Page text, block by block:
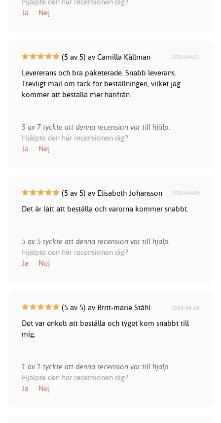
Hjälpte den här recensionen dig?
Ja
Nej
(5 av 5) av Camilla Källman 2026-04-11
Levererans och bra paketerade. Snabb leverans.
Trevligt mail om tack för beställningen, vilket jag
kommer att beställa mer härifrån.
5 av 7 tyckte att denna recension var till hjälp.
Hjälpte den här recensionen dig?
Ja
Nej
(5 av 5) av Elisabeth Johansson 2026-04-04
Det är lätt att beställa och varorna kommer snabbt.
5 av 5 tyckte att denna recension var till hjälp.
Hjälpte den här recensionen dig?
Ja
Nej
(5 av 5) av Britt-marie Ståhl 2026-04-18
Det var enkelt att beställa och tyget kom snabbt till
mig.
1 av 1 tyckte att denna recension var till hjälp.
Hjälpte den här recensionen dig?
Ja
Nej